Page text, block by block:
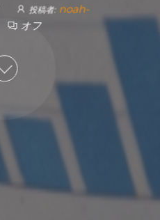
投稿者: noah-
オフ